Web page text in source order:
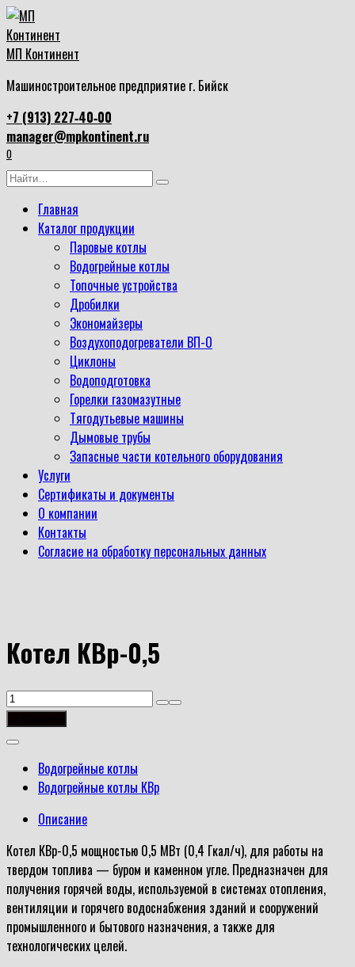
Перейти
к
содержанию
МП Континент
Машиностроительное предприятие г. Бийск
+7 (913) 227‑40‑00
manager@mpkontinent.ru
0
Search
Главная
Каталог продукции
Паровые котлы
Водогрейные котлы
Топочные устройства
Дробилки
Экономайзеры
Воздухоподогреватели ВП-О
Циклоны
Водоподготовка
Горелки газомазутные
Тягодутьевые машины
Дымовые трубы
Запасные части котельного оборудования
Услуги
Сертификаты и документы
О компании
Контакты
Согласие на обработку персональных данных
Котел КВр-0,5
Количество
товара
Водогрейные котлы
Водогрейные котлы КВр
Описание
Котел КВр-0,5 мощностью 0,5 МВт (0,4 Гкал/ч), для работы на
твердом топлива — буром и каменном угле. Предназначен для
получения горячей воды, используемой в системах отопления,
вентиляции и горячего водоснабжения зданий и сооружений
промышленного и бытового назначения, а также для
технологических целей.